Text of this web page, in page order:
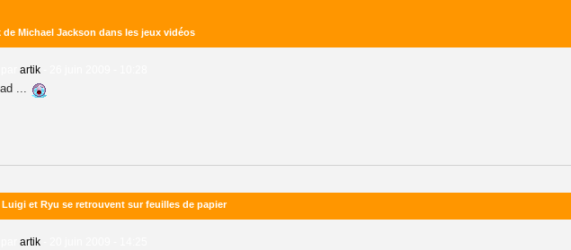
de Michael Jackson dans les jeux vidéos
artik
...
Luigi et Ryu se retrouvent sur feuilles de papier
artik